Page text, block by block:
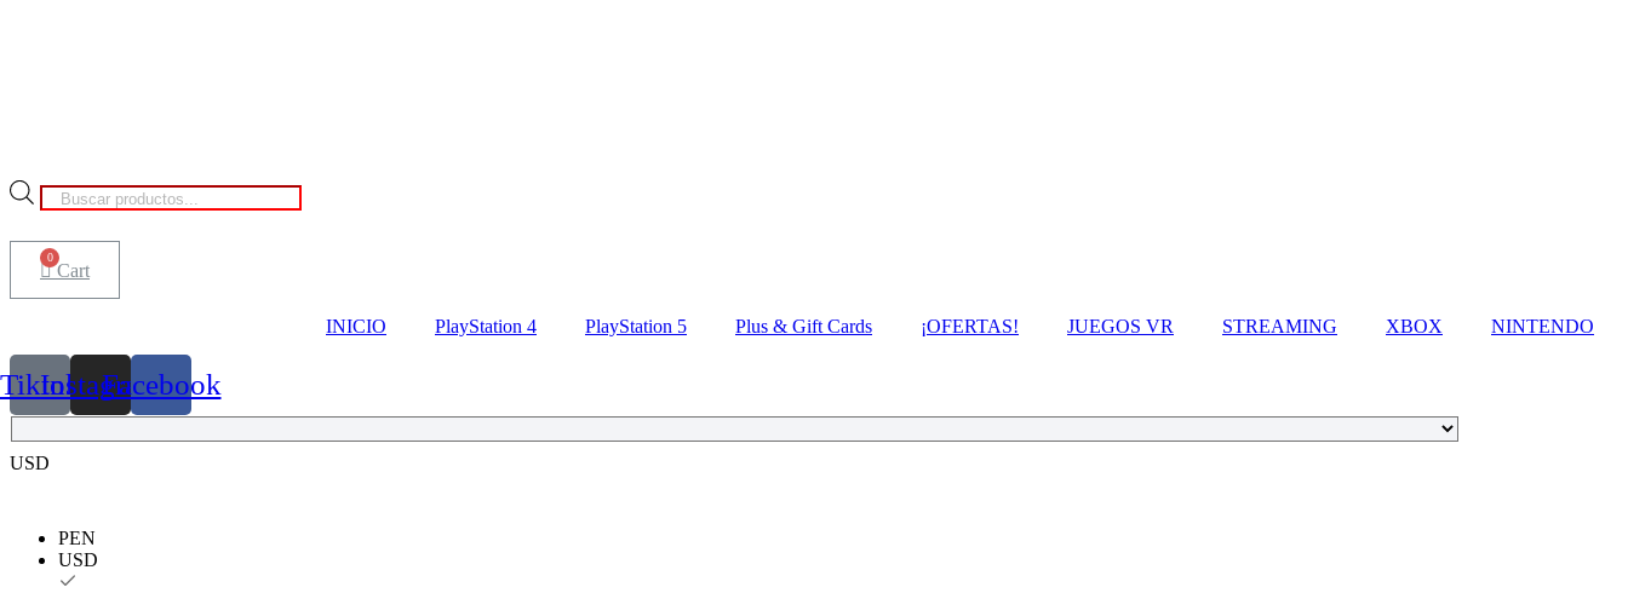
Búsqueda
de
Cart
INICIO PlayStation 4 PlayStation 5 Plus & Gift Cards ¡OFERTAS! JUEGOS VR STREAMING XBOX NINTENDO
TiktokInstagramFacebook
USD
PEN
USD